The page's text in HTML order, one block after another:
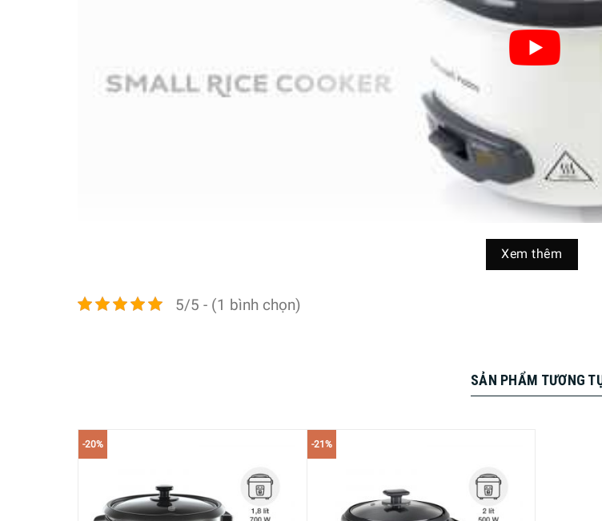
Thông số kỹ thuật và tổng quan nồi cơm điện nắp rời
Thông số kỹ thuật
Thương hiệu
Russell Hobbs
27020-56
Sản xuất tại
Trung Quốc
Xem thêm
5/5 - (1 bình chọn)
SẢN PHẨM TƯƠNG
-20% -21%